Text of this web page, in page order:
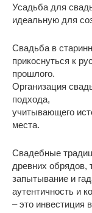
Усадьба для
идеальную для
Свадьба в
прикоснуться к
прошлого.
Организация
подхода,
учитывающего
места.
Свадебные
древних обрядов,
запытывание и
аутентичность и
– это инвестиция